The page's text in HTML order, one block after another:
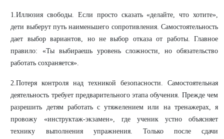
1.Иллюзия свободы. Если просто сказать «делайте, что хотите»,
дети выберут путь наименьшего сопротивления. Самостоятельность
дает выбор вариантов, но не выбор отказа от работы. Главное
правило: «Ты выбираешь уровень сложности, но обязательство
работать сохраняется».
2.Потеря контроля над техникой безопасности. Самостоятельная
деятельность требует предварительного этапа обучения. Прежде чем
разрешить детям работать с утяжелением или на тренажерах, я
провожу «инструктаж-экзамен», где ученик устно объясняет
технику выполнения упражнения. Только после сдачи